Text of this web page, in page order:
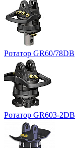
Ротатор GR60/78DB
Ротатор GR603-2DB